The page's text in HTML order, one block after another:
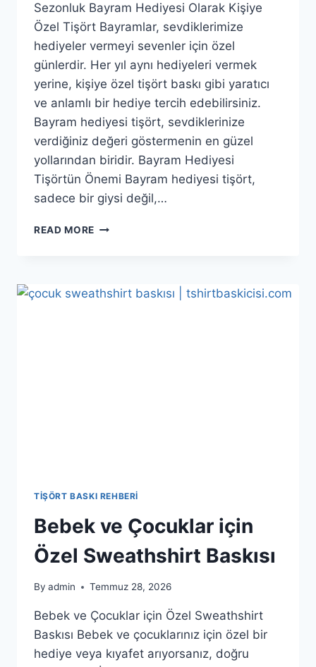
Sezonluk Bayram Hediyesi Olarak Kişiye
Özel Tişört Bayramlar, sevdiklerimize
hediyeler vermeyi sevenler için özel
günlerdir. Her yıl aynı hediyeleri vermek
yerine, kişiye özel tişört baskı gibi yaratıcı
ve anlamlı bir hediye tercih edebilirsiniz.
Bayram hediyesi tişört, sevdiklerinize
verdiğiniz değeri göstermenin en güzel
yollarından biridir. Bayram Hediyesi
Tişörtün Önemi Bayram hediyesi tişört,
sadece bir giysi değil,…
READ MORE
TIŞÖRT BASKI REHBERI
Bebek ve Çocuklar için
Özel Sweathshirt Baskısı
By admin Temmuz 28, 2026
Bebek ve Çocuklar için Özel Sweathshirt
Baskısı Bebek ve çocuklarınız için özel bir
hediye veya kıyafet arıyorsanız, doğru